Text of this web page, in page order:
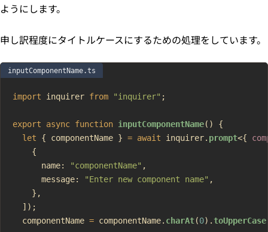
ようにします。
申し訳程度にタイトルケースにするための処理をしています。
inputComponentName.ts
import inquirer from "inquirer" ;
export async function inputComponentName() {
  let
{ componentName } = await inquirer. prompt<{
    {
      name:
"componentName" ,
      message:
"Enter new component name" ,
    },
  ]);
  componentName
= componentName. charAt(0).toUpperCase